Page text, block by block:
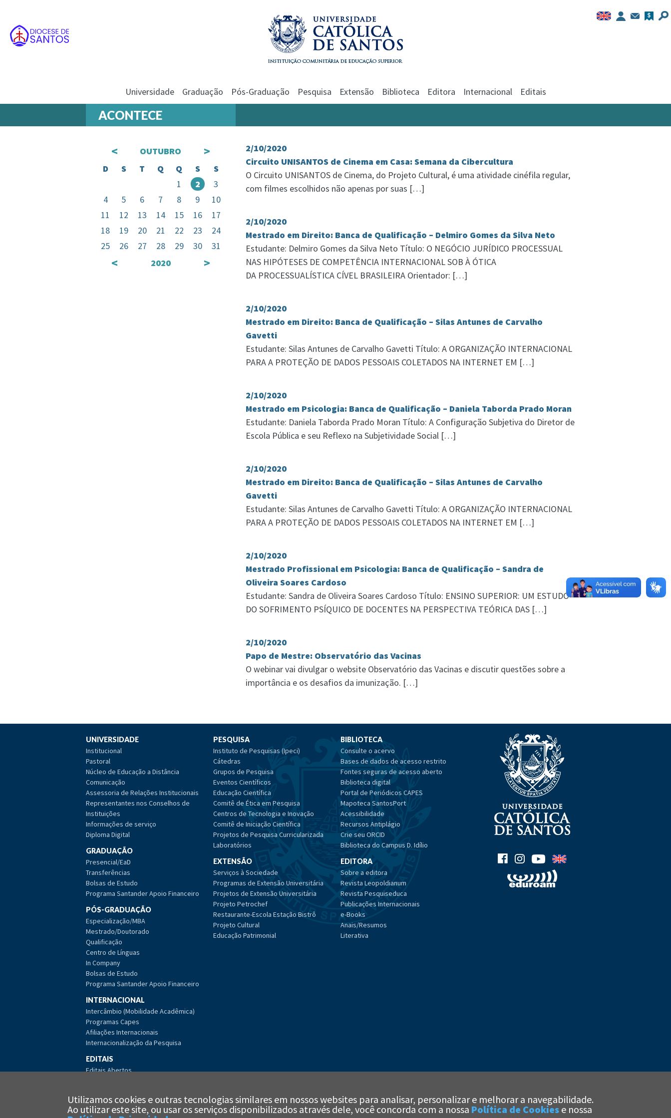
Universidade Graduação Pós-Graduação Pesquisa Extensão Biblioteca Editora Internacional Editais
ACONTECE
< OUTUBRO >
D S T Q Q S
S
1
2
3
4
5 6 7 8 9
10
11
12 13 14 15 16
17
18
19 20 21 22 23
24
25
26 27 28 29 30 31
< 2020 >
2/10/2020
Circuito UNISANTOS de Cinema em Casa: Semana da Cibercultura
O Circuito UNISANTOS de Cinema, do Projeto Cultural, é uma atividade cinéfila regular,
com filmes escolhidos não apenas por suas […]
2/10/2020
Mestrado em Direito: Banca de Qualificação – Delmiro Gomes da Silva Neto
Estudante: Delmiro Gomes da Silva Neto Título: O NEGÓCIO JURÍDICO PROCESSUAL
NAS HIPÓTESES DE COMPETÊNCIA INTERNACIONAL SOB À ÓTICA
DA PROCESSUALÍSTICA CÍVEL BRASILEIRA Orientador: […]
2/10/2020
Mestrado em Direito: Banca de Qualificação – Silas Antunes de Carvalho
Gavetti
Estudante: Silas Antunes de Carvalho Gavetti Título: A ORGANIZAÇÃO INTERNACIONAL
PARA A PROTEÇÃO DE DADOS PESSOAIS COLETADOS NA INTERNET EM […]
2/10/2020
Mestrado em Psicologia: Banca de Qualificação – Daniela Taborda Prado Moran
Estudante: Daniela Taborda Prado Moran Título: A Configuração Subjetiva do Diretor de
Escola Pública e seu Reflexo na Subjetividade Social […]
2/10/2020
Mestrado em Direito: Banca de Qualificação – Silas Antunes de Carvalho
Gavetti
Estudante: Silas Antunes de Carvalho Gavetti Título: A ORGANIZAÇÃO INTERNACIONAL
PARA A PROTEÇÃO DE DADOS PESSOAIS COLETADOS NA INTERNET EM […]
2/10/2020
Mestrado Profissional em Psicologia: Banca de Qualificação – Sandra de
Oliveira Soares Cardoso
Estudante: Sandra de Oliveira Soares Cardoso Título: ENSINO SUPERIOR: UM ESTUDO
DO SOFRIMENTO PSÍQUICO DE DOCENTES NA PERSPECTIVA TEÓRICA DAS […]
2/10/2020
Papo de Mestre: Observatório das Vacinas
O webinar vai divulgar o website Observatório das Vacinas e discutir questões sobre a
importância e os desafios da imunização. […]
UNIVERSIDADE
Institucional
Pastoral
Núcleo de Educação a Distância
Comunicação
Assessoria de Relações Institucionais
Representantes nos Conselhos de
Instituições
Informações de serviço
Diploma Digital
GRADUAÇÃO
Presencial/EaD
Transferências
Bolsas de Estudo
Programa Santander Apoio Financeiro
PÓS-GRADUAÇÃO
Especialização/MBA
Mestrado/Doutorado
Qualificação
Centro de Línguas
In Company
Bolsas de Estudo
Programa Santander Apoio Financeiro
PESQUISA
Instituto de Pesquisas (Ipeci)
Cátedras
Grupos de Pesquisa
Eventos Científicos
Educação Científica
Comitê de Ética em Pesquisa
Centros de Tecnologia e Inovação
Comitê de Iniciação Científica
Projetos de Pesquisa Curricularizada
Laboratórios
EXTENSÃO
Serviços à Sociedade
Programas de Extensão Universitária
Projetos de Extensão Universitária
Projeto Petrochef
Restaurante-Escola Estação Bistrô
Projeto Cultural
Educação Patrimonial
BIBLIOTECA
Consulte o acervo
Bases de dados de acesso restrito
Fontes seguras de acesso aberto
Biblioteca digital
Portal de Periódicos CAPES
Mapoteca SantosPort
Acessibilidade
Recursos Antiplágio
Crie seu ORCID
Biblioteca do Campus D. Idílio
EDITORA
Sobre a editora
Revista Leopoldianum
Revista Pesquiseduca
Publicações Internacionais
e-Books
Anais/Resumos
Literativa
INTERNACIONAL
Intercâmbio (Mobilidade Acadêmica)
Programas Capes
Afiliações Internacionais
Internacionalização da Pesquisa
EDITAIS
Editais Abertos
Editais de Licitação Encerrados
Utilizamos cookies e outras tecnologias similares em nossos websites para analisar, personalizar e melhorar a navegabilidade.
Ao utilizar este site, ou usar os serviços disponibilizados através dele, você concorda com a nossa Política de Cookiese nossa